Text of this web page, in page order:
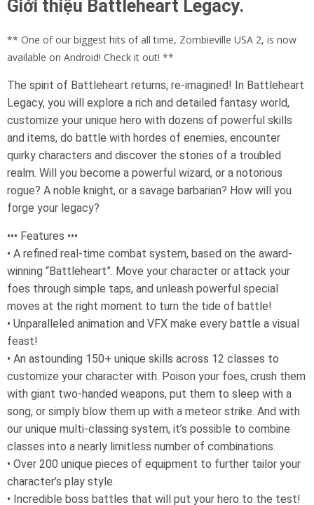
Giới thiệu Battleheart Legacy.
** One of our biggest hits of all time, Zombieville USA 2, is now
available on Android! Check it out! **
The spirit of Battleheart returns, re-imagined! In Battleheart
Legacy, you will explore a rich and detailed fantasy world,
customize your unique hero with dozens of powerful skills
and items, do battle with hordes of enemies, encounter
quirky characters and discover the stories of a troubled
realm. Will you become a powerful wizard, or a notorious
rogue? A noble knight, or a savage barbarian? How will you
forge your legacy?
••• Features •••
• A refined real-time combat system, based on the award-
winning “Battleheart”. Move your character or attack your
foes through simple taps, and unleash powerful special
moves at the right moment to turn the tide of battle!
• Unparalleled animation and VFX make every battle a visual
feast!
• An astounding 150+ unique skills across 12 classes to
customize your character with. Poison your foes, crush them
with giant two-handed weapons, put them to sleep with a
song, or simply blow them up with a meteor strike. And with
our unique multi-classing system, it’s possible to combine
classes into a nearly limitless number of combinations.
• Over 200 unique pieces of equipment to further tailor your
character’s play style.
• Incredible boss battles that will put your hero to the test!